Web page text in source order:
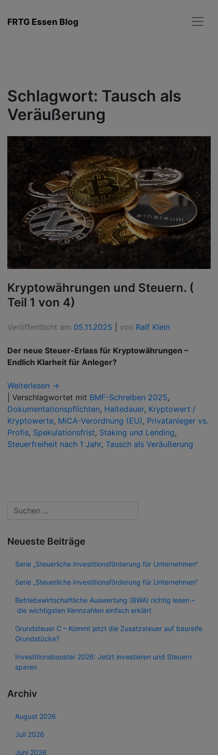
Inhalt
FRTG Essen Blog
Schlagwort: Tausch als
Veräußerung
Kryptowährungen und Steuern. (
Teil 1 von 4)
Veröffentlicht am 05.11.2025 von Ralf Klein
Der neue Steuer-Erlass für Kryptowährungen –
Endlich Klarheit für Anleger?
Weiterlesen →
Verschlagwortet mit BMF-Schreiben 2025,
Dokumentationspflichten, Haltedauer, Kryptowert /
Kryptowerte, MiCA-Verordnung (EU) , Privatanleger vs.
Profis, Spekulationsfrist, Staking und Lending,
Steuerfreiheit nach 1 Jahr, Tausch als Veräußerung
Neueste Beiträge
Serie „Steuerliche Investitionsförderung für Unternehmen“
Serie „Steuerliche Investitionsförderung für Unternehmen“
Betriebswirtschaftliche Auswertung (BWA) richtig lesen –
die wichtigsten Kennzahlen einfach erklärt
Grundsteuer C – Kommt jetzt die Zusatzsteuer auf baureife
Grundstücke?
Investitionsbooster 2026: Jetzt investieren und Steuern
sparen
Archiv
August 2026
Juli 2026
Juni 2026